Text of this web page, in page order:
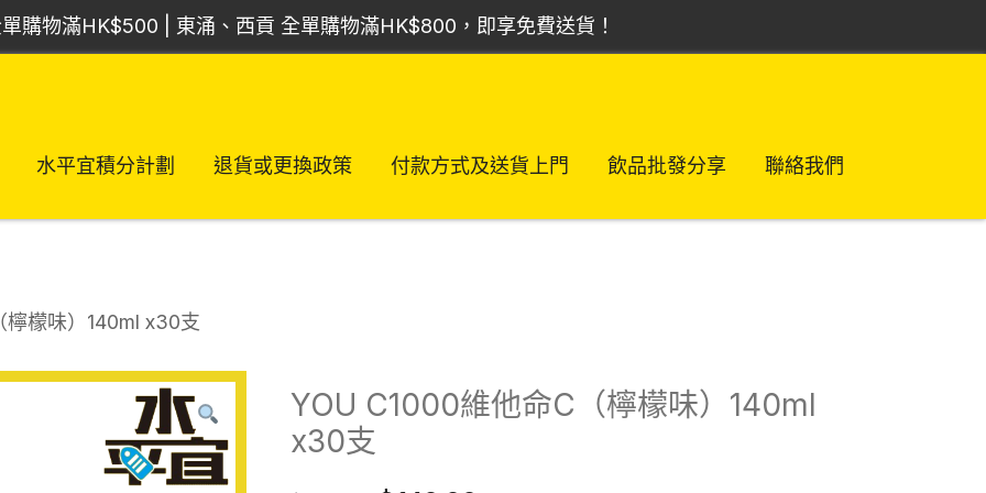
購物滿HK$500 | 東涌、西貢 全單購物滿HK$800，即享免費送貨！
水平宜積分計劃 退貨或更換政策 付款方式及送貨上門 飲品批發分享 聯絡我們
檬味）140ml x30支
YOU C1000維他命C（檸檬味）140ml
x30支